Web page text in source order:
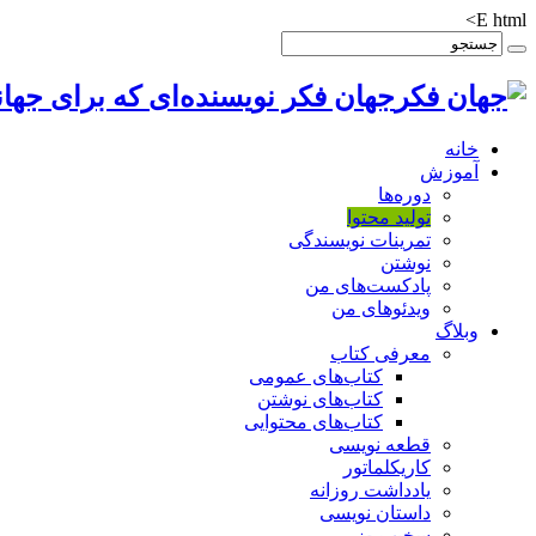
E html>
جهان فکر نویسنده‌ای که برای
خانه
آموزش
دوره‌ها
تولید محتوا
تمرینات نویسندگی
نوشتن
پادکست‌های من
ویدئوهای من
وبلاگ
معرفی کتاب
کتاب‌های عمومی
کتاب‌های نوشتن
کتاب‌های محتوایی
قطعه نویسی
کاریکلماتور
یادداشت روزانه
داستان نویسی